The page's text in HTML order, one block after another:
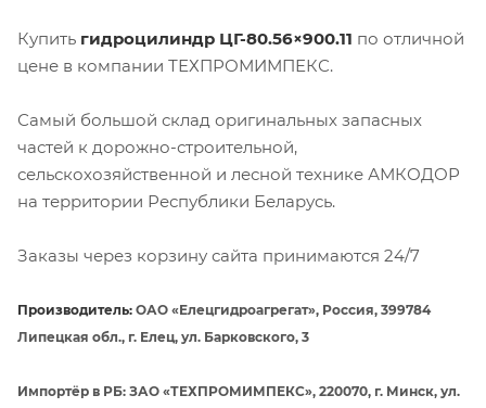
Купить гидроцилиндр ЦГ-80.56×900.11 по отличной
цене в компании ТЕХПРОМИМПЕКС.
Самый большой склад оригинальных запасных
частей к дорожно-строительной,
сельскохозяйственной и лесной технике АМКОДОР
на территории Республики Беларусь.
Заказы через корзину сайта принимаются 24/7
Производитель: ОАО «Елецгидроагрегат», Россия, 399784
Липецкая обл., г. Елец, ул. Барковского, 3
Импортёр в РБ: ЗАО «ТЕХПРОМИМПЕКС», 220070, г. Минск, ул.